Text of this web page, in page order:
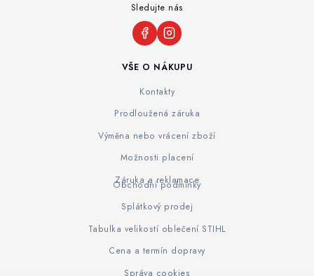
VŠE O NÁKUPU
Kontakty
Prodloužená záruka
Výměna nebo vrácení zboží
Možnosti placení
Záruka a reklamace
Obchodní podmínky
Splátkový prodej
Tabulka velikostí oblečení STIHL
Cena a termín dopravy
Správa cookies
Sledujte nás